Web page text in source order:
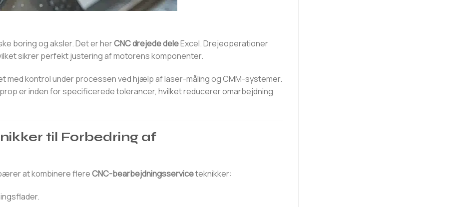
boring og aksler. Det er herCNC drejede deleExcel. Drejeoperationer
sikrer perfekt justering af motorens komponenter.
med kontrol under processen ved hjælp af laser-måling og CMM-systemer.
er inden for specificerede tolerancer, hvilket reducerer omarbejdning
til Forbedring af
at kombinere flereCNC-bearbejdningsserviceteknikker: